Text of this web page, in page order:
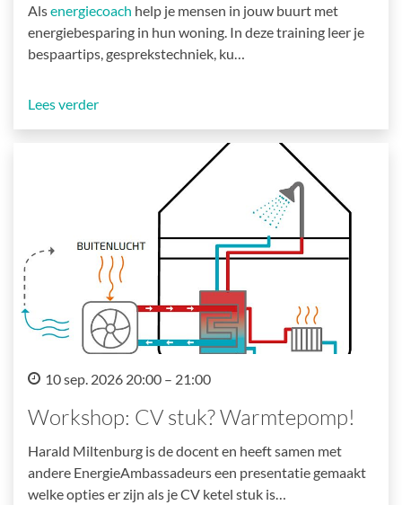
Alsenergiecoach help je mensen in jouw buurt met
energiebesparing in hun woning. In deze training leer je
bespaartips, gesprekstechniek, ku…
Lees verder
10 sep. 2026 20:00 – 21:00
Workshop: CV stuk? Warmtepomp!
Harald Miltenburg is de docent en heeft samen met
andere EnergieAmbassadeurs een presentatie gemaakt
welke opties er zijn als je CV ketel stuk is…